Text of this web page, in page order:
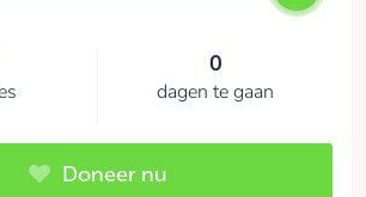
0
dagen te gaan
Doneer nu